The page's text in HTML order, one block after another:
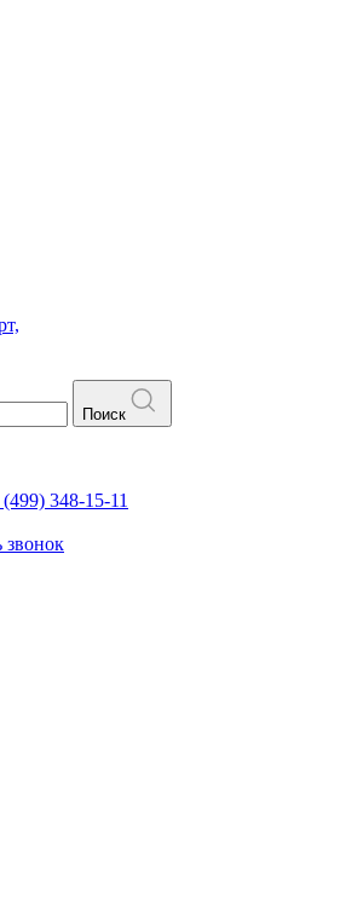
Поиск
348-15-11
звонок